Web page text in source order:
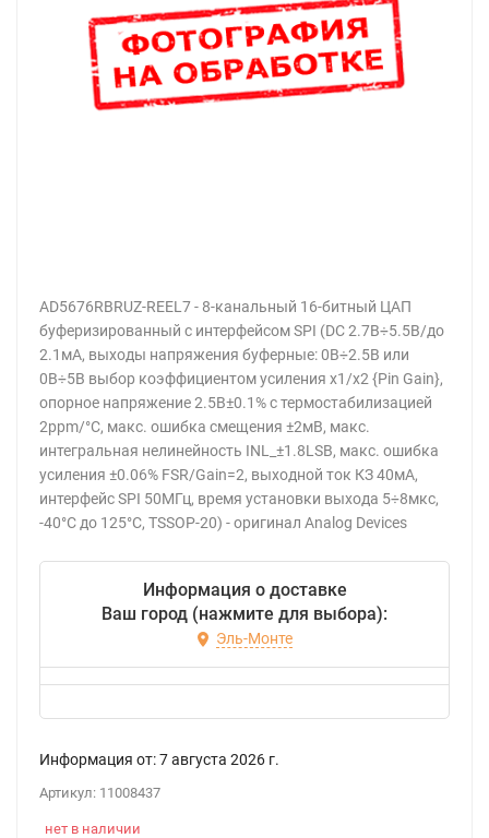
AD5676RBRUZ-REEL7 - 8-канальный 16-битный ЦАП
буферизированный с интерфейсом SPI (DC 2.7В÷5.5В/до
2.1мА, выходы напряжения буферные: 0В÷2.5В или
0В÷5В выбор коэффициентом усиления х1/х2 {Pin Gain},
опорное напряжение 2.5В±0.1% с термостабилизацией
2ppm/°С, макс. ошибка смещения ±2мВ, макс.
интегральная нелинейность INL_±1.8LSB, макс. ошибка
усиления ±0.06% FSR/Gain=2, выходной ток КЗ 40мА,
интерфейс SPI 50МГц, время установки выхода 5÷8мкс,
-40°С до 125°С, TSSOP-20) - оригинал Analog Devices
Информация о доставке
Ваш город (нажмите для выбора):
Эль-Монте
Информация от:7 августа 2026 г.
Артикул: 11008437
нет в наличии